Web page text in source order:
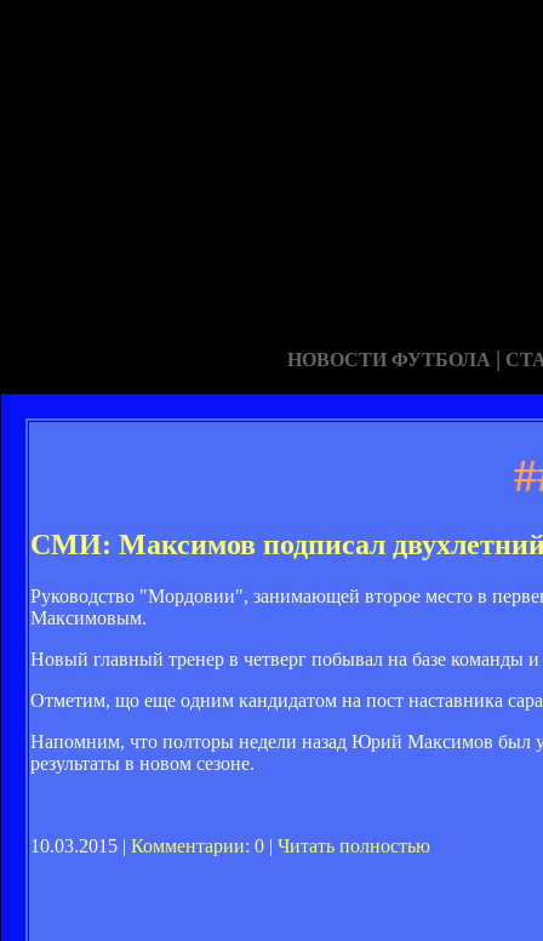
НОВОСТИ ФУТБОЛА |
СМИ: Максимов подписал
Руководство "Мордовии", занимающей второе место в
Максимовым.
Новый главный тренер в четверг побывал на базе команды
Отметим, що еще одним кандидатом на пост наставника
Напомним, что полторы недели назад Юрий Максимов был
результаты в новом сезоне.
10.03.2015 | Комментарии: 0 | Читать полностью